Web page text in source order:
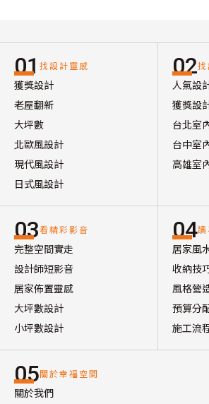
01 找設計靈感
獲獎設計
老屋翻新
大坪數
北歐風設計
現代風設計
日式風設計
02
人氣設
獲獎設
台北室
台中室
高雄室
03看精彩影音
完整空間實走
設計師短影音
居家佈置靈感
大坪數設計
小坪數設計
04
居家風
收納技
風格營
預算分
施工流
05關於幸福空間
關於我們